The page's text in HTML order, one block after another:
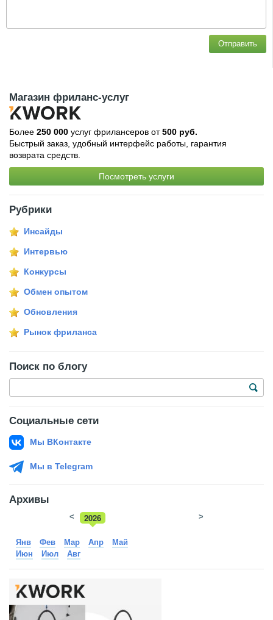
Отправить
Магазин фриланс-услуг
Более 250 000 услуг фрилансеров от500 руб.
Быстрый заказ, удобный интерфейс работы, гарантия
возврата средств.
Посмотреть услуги
Рубрики
Инсайды
Интервью
Конкурсы
Обмен опытом
Обновления
Рынок фриланса
Поиск по блогу
Социальные сети
Мы ВКонтакте
Мы в Telegram
Архивы
2026
2025
< >
Янв Фев Мар Апр
Май
Июн
Июл Авг